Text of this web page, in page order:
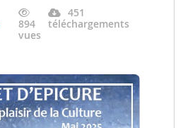
894
vues
451
téléchargements